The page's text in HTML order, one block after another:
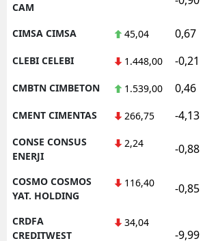
CAM
CIMSA CIMSA 45,04 0,67
CLEBI CELEBI 1.448,00 -0,21
CMBTN CIMBETON 1.539,00 0,46
CMENT CIMENTAS 266,75 -4,13
CONSE CONSUS
ENERJI
2,24 -0,88
COSMO COSMOS
YAT. HOLDING
116,40 -0,85
CRDFA
CREDITWEST
34,04
-9,99